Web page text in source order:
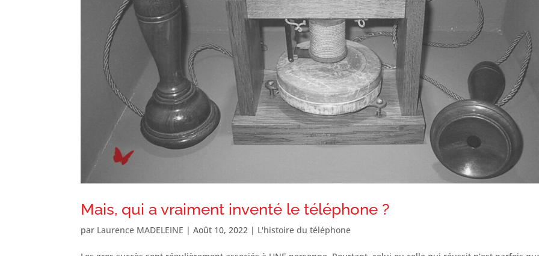
Mais, qui a vraiment inventé le téléphone ?
par Laurence MADELEINE |Août 10, 2022 | L'histoire du téléphone